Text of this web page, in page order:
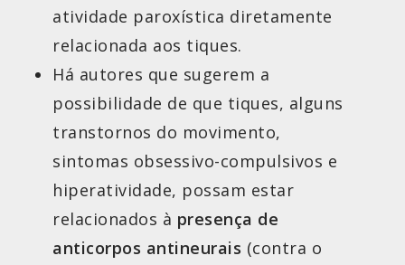
atividade paroxística diretamente
relacionada aos tiques.
Há autores que sugerem a
possibilidade de que tiques, alguns
transtornos do movimento,
sintomas obsessivo-compulsivos e
hiperatividade, possam estar
relacionados à presença de
anticorpos antineurais (contra o